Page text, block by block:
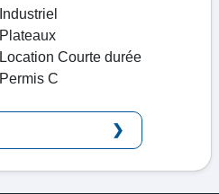
Industriel
Plateaux
Location Courte durée
Permis C